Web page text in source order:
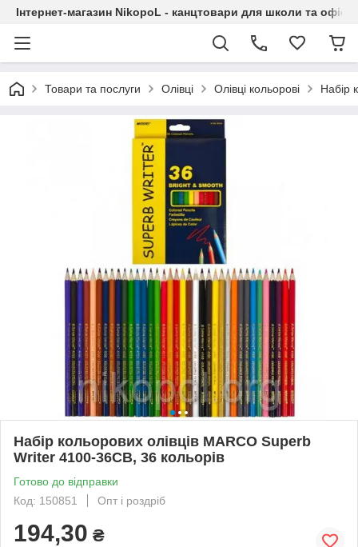
Інтернет-магазин NikopoL - канцтовари для школи та офісу
Товари та послуги Олівці Олівці кольорові Набір
Набір кольорових олівців MARCO Superb
Writer 4100-36CB, 36 кольорів
Готово до відправки
Код: 150851
Опт і роздріб
194,30 ₴